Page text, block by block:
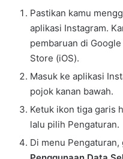
Pastikan kamu
aplikasi Instagram.
pembaruan di
Store (iOS).
Masuk ke aplikasi
pojok kanan bawah.
Ketuk ikon tiga garis
lalu pilih Pengaturan.
Di menu